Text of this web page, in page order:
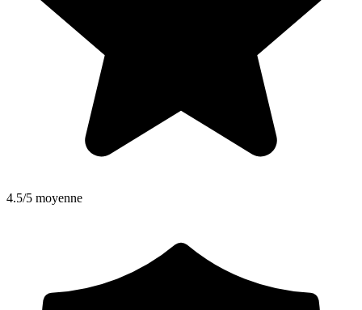
4.5/5 moyenne